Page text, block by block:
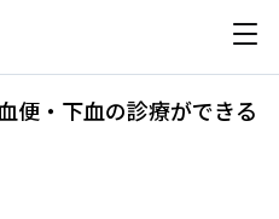
便・下血の診療ができる